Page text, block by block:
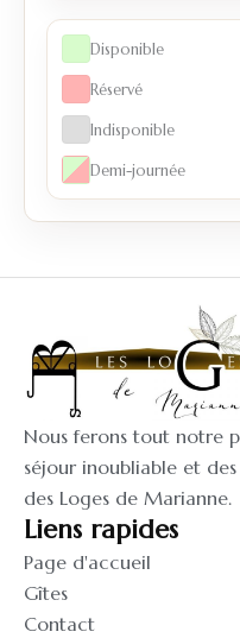
Disponible
Réservé
Indisponible
Demi-journée
Nous ferons tout notre
séjour inoubliable et
des Loges de Marianne.
Liens rapides
Page d'accueil
Gîtes
Contact